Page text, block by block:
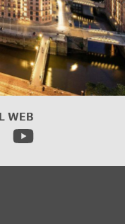
WEB